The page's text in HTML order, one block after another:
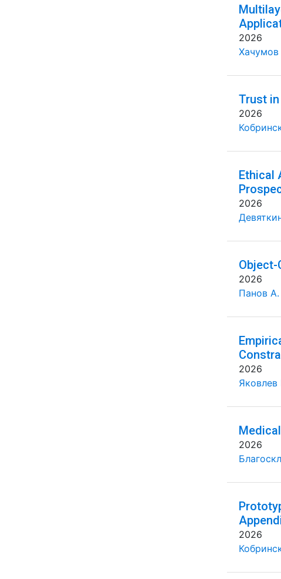
2026
Trust
2026
Ethical
2026
Object-
2026
Панов
2026
Яковлев
2026
2026